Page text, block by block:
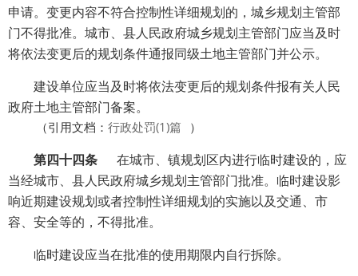
申请。变更内容不符合控制性详细规划的，城乡规划主管部
门不得批准。城市、县人民政府城乡规划主管部门应当及时
将依法变更后的规划条件通报同级土地主管部门并公示。
建设单位应当及时将依法变更后的规划条件报有关人民
政府土地主管部门备案。
（引用文档： 行政处罚(1)篇 ）
第四十四条
在城市、镇规划区内进行临时建设的，应
当经城市、县人民政府城乡规划主管部门批准。临时建设影
响近期建设规划或者控制性详细规划的实施以及交通、市
容、安全等的，不得批准。
临时建设应当在批准的使用期限内自行拆除。